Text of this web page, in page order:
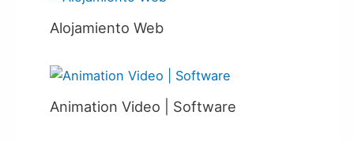
Alojamiento Web
Animation Video | Software